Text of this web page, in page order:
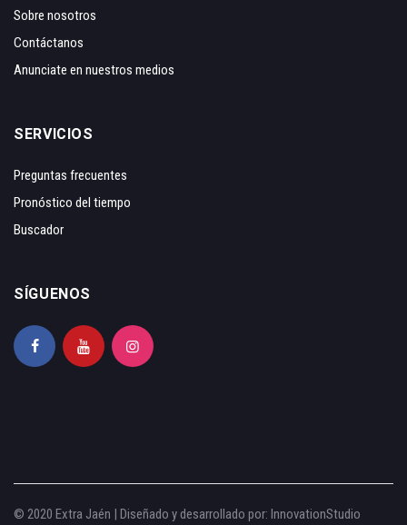
Sobre nosotros
Contáctanos
Anunciate en nuestros medios
SERVICIOS
Preguntas frecuentes
Pronóstico del tiempo
Buscador
SÍGUENOS
© 2020 Extra Jaén | Diseñado y desarrollado por: InnovationStudio